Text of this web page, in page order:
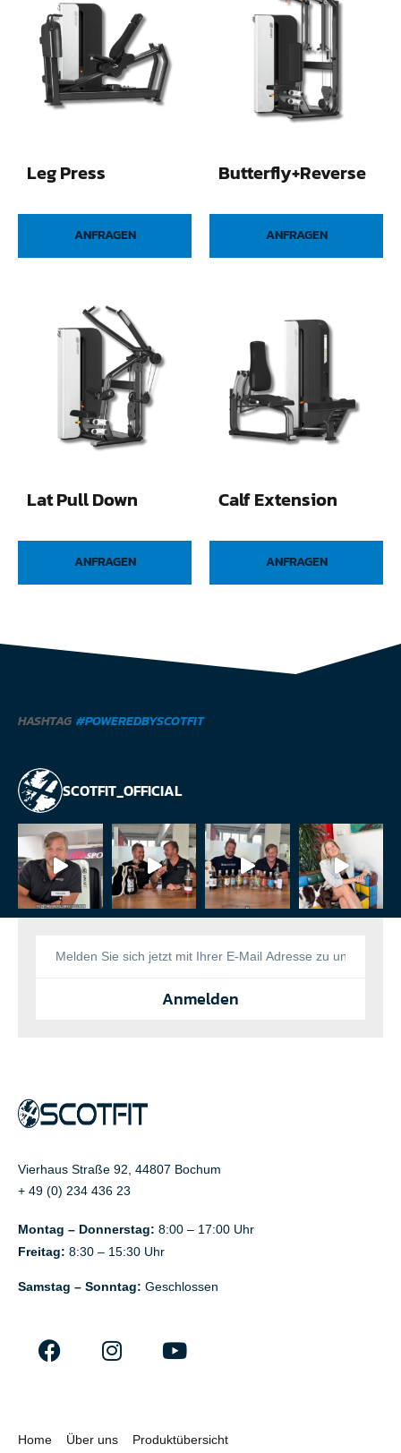
Leg Press
ANFRAGEN
Butterfly+Reverse
ANFRAGEN
Lat Pull Down
ANFRAGEN
Calf Extension
ANFRAGEN
HASHTAG #POWEREDBYSCOTFIT
SCOTFIT_OFFICIAL
Anmelden
Vierhaus Straße 92, 44807 Bochum
+ 49 (0) 234 436 23
Montag – Donnerstag: 8:00 – 17:00 Uhr
Freitag: 8:30 – 15:30 Uhr
Samstag – Sonntag: Geschlossen
Home Über uns Produktübersicht